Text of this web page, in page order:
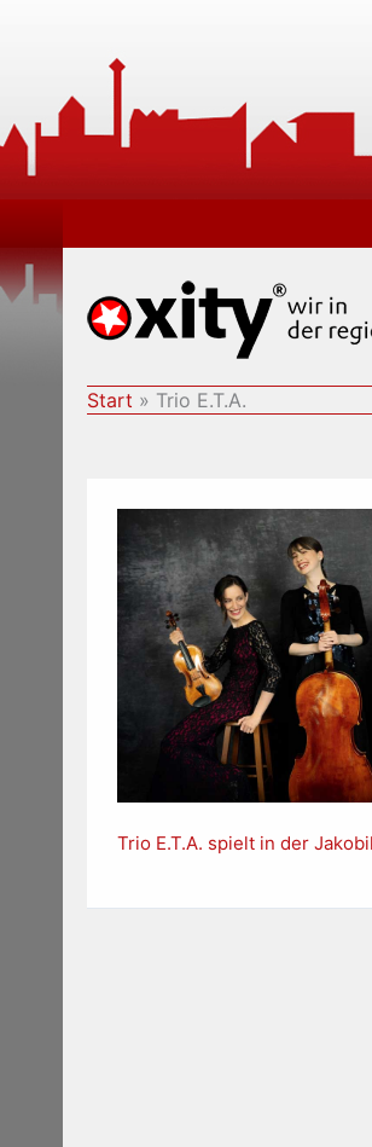
Start Trio E.T.A.
Trio E.T.A. spielt in der